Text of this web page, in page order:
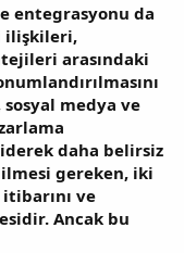
entegrasyonu da
ilişkileri,
arasındaki
medya ve
daha belirsiz
gereken, iki
ve
Ancak bu